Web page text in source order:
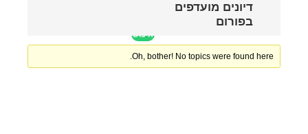
דיונים מועדפים
בפורום
Oh, bother! No topics were found here.